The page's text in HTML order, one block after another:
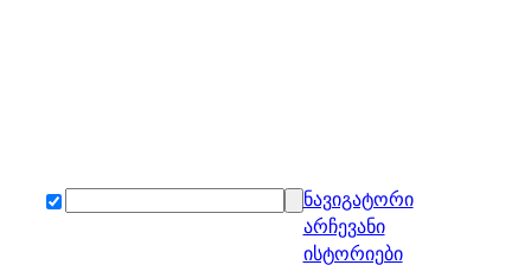
ნავიგატორი
არჩევანი
ისტორიები